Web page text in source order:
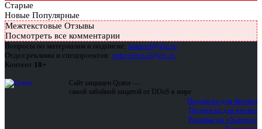
Старые
Новые Популярные
Межтекстовые Отзывы
Посмотреть все комментарии
Вопросы по материалам и подписке: support@glc.ru
Отдел рекламы и спецпроектов: yakovleva.a@glc.ru
Контент 18+
Сайт защищен Qrator —
самой забойной защитой от DDoS в мире
Подписка для физлиц
Подписка для юрлиц
Реклама на «Хакере»